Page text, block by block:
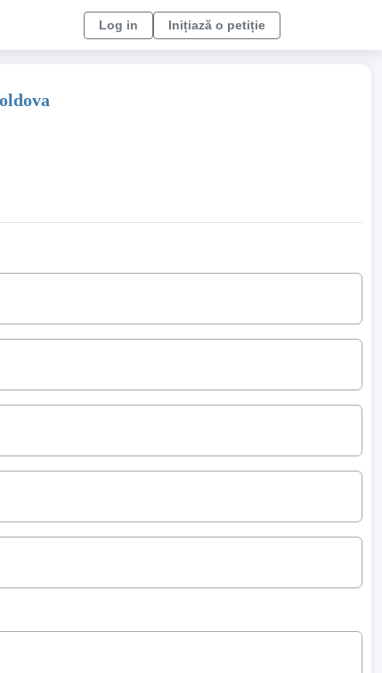
Log in Inițiază o petiție